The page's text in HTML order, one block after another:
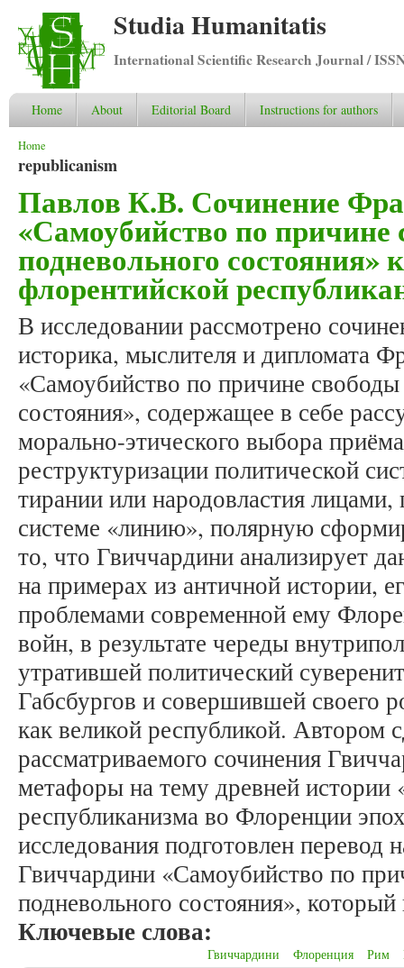
Studia Humanitatis
International Scientific Research Journal /
Home About Editorial Board Instructions for authors
You are here
Home
republicanism
Павлов К.В. Сочинение
«Самоубийство по причине
подневольного состояния»
флорентийской
В исследовании рассмотрено
историка, мыслителя и дипломата
«Самоубийство по причине
состояния», содержащее в себе
морально-этического выбора
реструктуризации политической
тирании или народовластия
системе «линию», полярную
то, что Гвиччардини анализирует
на примерах из античной истории,
проблемами современной ему
войн, в результате череды
утратившей политический
Габсбургов и совершившей своего
как великой республикой. Автором
рассматриваемого сочинения
метафоры на тему древней истории
республиканизма во Флоренции
исследования подготовлен перевод
Гвиччардини «Самоубийство по
подневольного состояния»,
Ключевые слова:
Гвиччардини Флоренция Рим